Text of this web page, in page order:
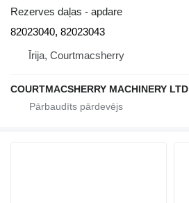
Rezerves daļas - apdare
82023040, 82023043
Īrija, Courtmacsherry
COURTMACSHERRY MACHINERY LTD